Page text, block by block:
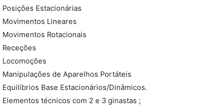
Posições Estacionárias
Movimentos Lineares
Movimentos Rotacionais
Receções
Locomoções
Manipulações de Aparelhos Portáteis
Equilíbrios Base Estacionários/Dinâmicos.
Elementos técnicos com 2 e 3 ginastas ;